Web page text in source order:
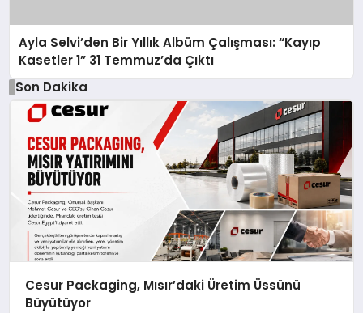
Ayla Selvi’den Bir Yıllık Albüm Çalışması: “Kayıp
Kasetler 1” 31 Temmuz’da Çıktı
Son Dakika
Cesur Packaging, Mısır’daki Üretim Üssünü
Büyütüyor